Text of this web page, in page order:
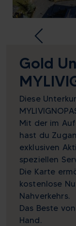
Gold
Diese
Mit der im
hast du
exklusiven
speziellen
Die Karte
kostenlose
Nahverkehrs.
Das Beste
Hand.